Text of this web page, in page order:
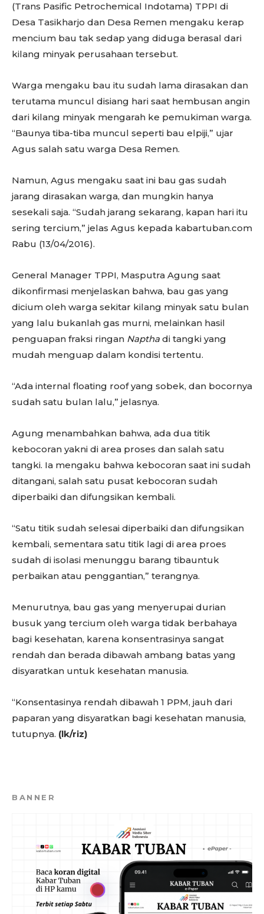
(Trans Pasific Petrochemical Indotama) TPPI di
Desa Tasikharjo dan Desa Remen mengaku kerap
mencium bau tak sedap yang diduga berasal dari
kilang minyak perusahaan tersebut.
Warga mengaku bau itu sudah lama dirasakan dan
terutama muncul disiang hari saat hembusan angin
dari kilang minyak mengarah ke pemukiman warga.
“Baunya tiba-tiba muncul seperti bau elpiji,” ujar
Agus salah satu warga Desa Remen.
Namun, Agus mengaku saat ini bau gas sudah
jarang dirasakan warga, dan mungkin hanya
sesekali saja. “Sudah jarang sekarang, kapan hari itu
sering tercium,” jelas Agus kepada kabartuban.com
Rabu (13/04/2016).
General Manager TPPI, Masputra Agung saat
dikonfirmasi menjelaskan bahwa, bau gas yang
dicium oleh warga sekitar kilang minyak satu bulan
yang lalu bukanlah gas murni, melainkan hasil
penguapan fraksi ringan Naptha di tangki yang
mudah menguap dalam kondisi tertentu.
“Ada internal floating roof yang sobek, dan bocornya
sudah satu bulan lalu,” jelasnya.
Agung menambahkan bahwa, ada dua titik
kebocoran yakni di area proses dan salah satu
tangki. Ia mengaku bahwa kebocoran saat ini sudah
ditangani, salah satu pusat kebocoran sudah
diperbaiki dan difungsikan kembali.
“Satu titik sudah selesai diperbaiki dan difungsikan
kembali, sementara satu titik lagi di area proes
sudah di isolasi menunggu barang tibauntuk
perbaikan atau penggantian,” terangnya.
Menurutnya, bau gas yang menyerupai durian
busuk yang tercium oleh warga tidak berbahaya
bagi kesehatan, karena konsentrasinya sangat
rendah dan berada dibawah ambang batas yang
disyaratkan untuk kesehatan manusia.
“Konsentasinya rendah dibawah 1 PPM, jauh dari
paparan yang disyaratkan bagi kesehatan manusia,
tutupnya. (lk/riz)
BANNER